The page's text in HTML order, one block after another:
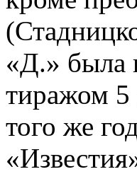
«Д.» была
тиражом 5
того же